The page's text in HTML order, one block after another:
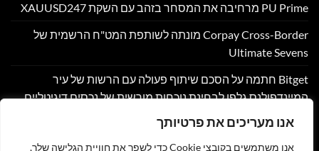
אנו מעריכים את פרטיותך
אנו משתמשים בקובצי Cookie כדי לשפר את חוויית הגלישה שלך,
PU Prime מרחיבה את המסחר בזהב עם השקת XAUUSD247
Corpay Cross-Border מונתה לשותפת המט"ח הרשמית של
Ultimate Sevens
Bitget חתמה על הסכם שיתוף פעולה עם הרשות של עיר
המיינדפולנס גלפו לבחינת נוכחות מורשית של נכסים דיגיטליים
Nyxoah מדווחת על תוצאות פיננסיות ותפעוליות ברבעון השני